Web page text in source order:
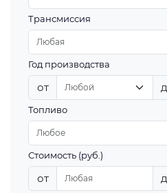
Трансмиссия
Год производства
от
Топливо
Стоимость (руб.)
от